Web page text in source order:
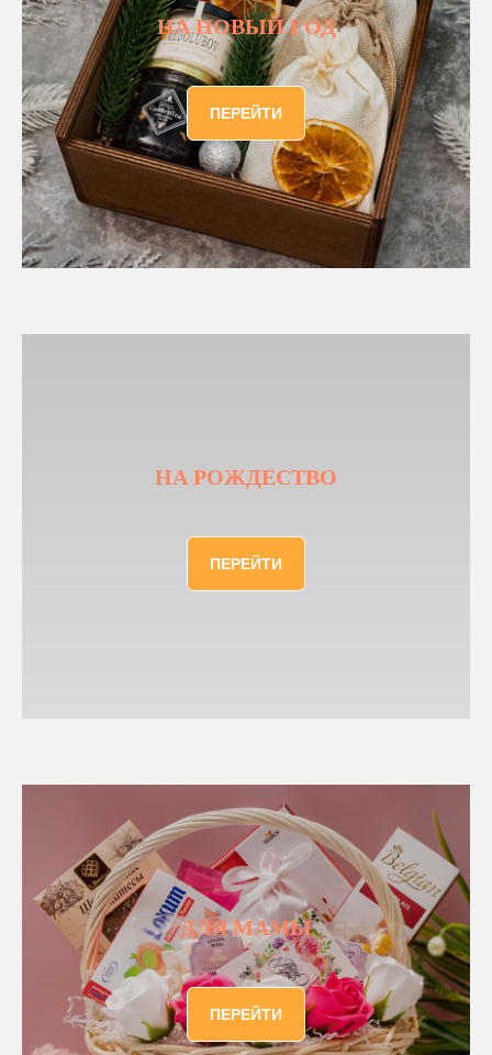
НА НОВЫЙ ГОД
ПЕРЕЙТИ
НА РОЖДЕСТВО
ПЕРЕЙТИ
ДЛЯ МАМЫ
ПЕРЕЙТИ